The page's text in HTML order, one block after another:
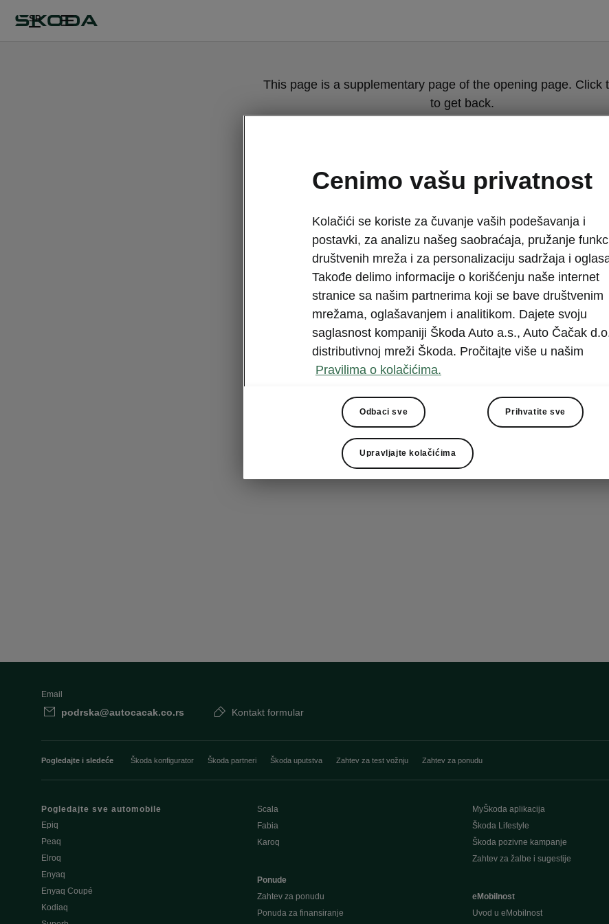
SR
This page is a supplementary page of the opening page. Click
to get back.
Električni
Električni
posao i za
univerzalan
(trenutno je
Vam
već i zato
Email
podrska@autocacak.co.rs Kontakt formular
Pogledajte i sledeće Škoda konfigurator Škoda partneri Škoda uputstva Zahtev za test vožnju Zahtev za ponudu
Pogledajte sve automobile
Epiq
Peaq
Elroq
Enyaq
Enyaq Coupé
Kodiaq
Scala
Fabia
Karoq
Ponude
Zahtev za ponudu
Ponuda za finansiranje
MyŠkoda aplikacija
Škoda Lifestyle
Škoda pozivne kampanje
Zahtev za žalbe i sugestije
eMobilnost
Uvod u eMobilnost
Cenimo vašu privatnost
Kolačići se koriste za čuvanje vaših podešavanja i
postavki, za analizu našeg saobraćaja, pružanje
društvenih mreža i za personalizaciju sadržaja i
Takođe delimo informacije o korišćenju naše internet
stranice sa našim partnerima koji se bave društvenim
mrežama, oglašavanjem i analitikom. Dajete svoju
saglasnost kompaniji Škoda Auto a.s., Auto Čačak
distributivnoj mreži Škoda. Pročitajte više u našim
Pravilima o kolačićima.
Odbaci sve Prihvatite sve
Upravljajte kolačićima